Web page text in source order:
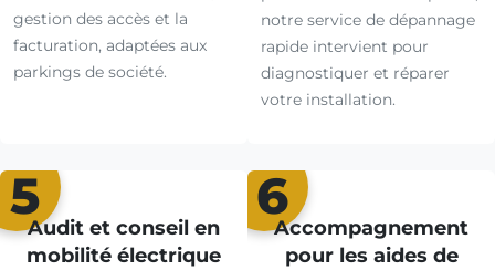
gestion des accès et la
facturation, adaptées aux
parkings de société.
notre service de dépannage
rapide intervient pour
diagnostiquer et réparer
votre installation.
5
Audit et conseil en
mobilité électrique
6
Accompagnement
pour les aides de